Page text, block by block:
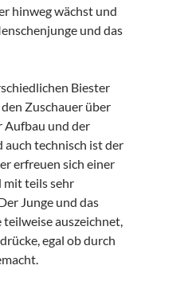
hinweg wächst und
und das
Biester
Zuschauer über
Aufbau und der
auch technisch ist der
erfreuen sich einer
teils sehr
Junge und das
teilweise auszeichnet,
egal ob durch